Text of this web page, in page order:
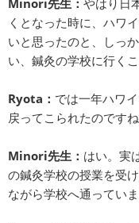
Minori先生： やはり日
くとなった時に、ハワ
いと思ったのと、しっ
い、鍼灸の学校に行く
Ryota： では一年ハワ
戻ってこられたのですね
Minori先生： はい。実
の鍼灸学校の授業を受
ながら学校へ通っていま